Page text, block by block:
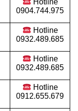
Hotline
0904.744.975
Hotline
0932.489.685
Hotline
0932.489.685
Hotline
0912.655.679